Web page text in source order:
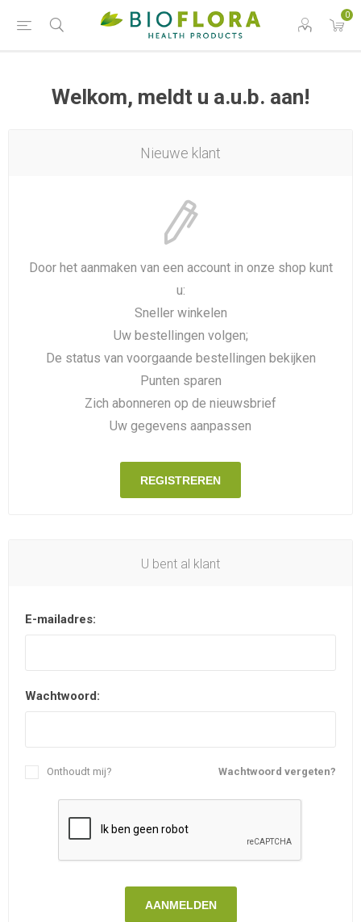
0
Welkom, meldt u a.u.b. aan!
Nieuwe klant
Door het aanmaken van een account in onze shop kunt
u:
Sneller winkelen
Uw bestellingen volgen;
De status van voorgaande bestellingen bekijken
Punten sparen
Zich abonneren op de nieuwsbrief
Uw gegevens aanpassen
REGISTREREN
U bent al klant
E-mailadres:
Wachtwoord:
Wachtwoord vergeten?
Onthoudt mij?
AANMELDEN